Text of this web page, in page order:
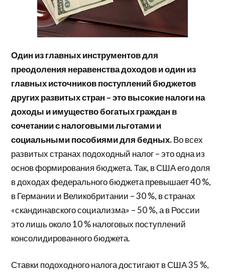
Один из главных инструментов для
преодоления неравенства доходов и один из
главных источников поступлений бюджетов
других развитых стран – это высокие налоги на
доходы и имущество богатых граждан в
сочетании с налоговыми льготами и
социальными пособиями для бедных.Во всех
развитых странах подоходный налог – это одна из
основ формирования бюджета. Так, в США его доля
в доходах федерального бюджета превышает 40 %,
в Германии и Великобритании – 30 %, в странах
«скандинавского социализма» – 50 %, а в России
это лишь около 10 % налоговых поступлений
консолидированного бюджета.
Ставки подоходного налога достигают в США 35 %,